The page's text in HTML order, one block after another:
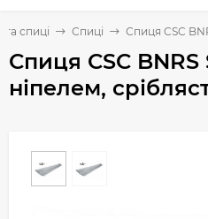
спиці Спиці Спиця CSC
Спиця CSC BNRS
ніпелем,